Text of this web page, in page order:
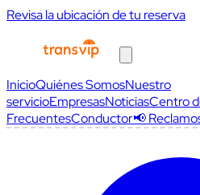
Revisa la ubicación de tu reserva
InicioQuiénes SomosNuestro
servicioEmpresasNoticiasCentro
FrecuentesConductor📢